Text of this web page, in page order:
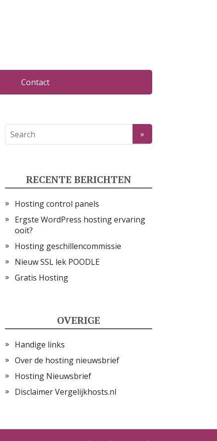
Contact
RECENTE BERICHTEN
Hosting control panels
Ergste WordPress hosting ervaring
ooit?
Hosting geschillencommissie
Nieuw SSL lek POODLE
Gratis Hosting
OVERIGE
Handige links
Over de hosting nieuwsbrief
Hosting Nieuwsbrief
Disclaimer Vergelijkhosts.nl